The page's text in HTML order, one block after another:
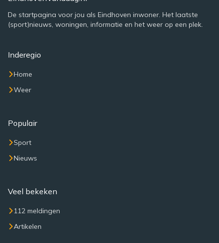
De startpagina voor jou als Eindhoven inwoner. Het laatste
(sport)nieuws, woningen, informatie en het weer op een plek.
Inderegio
Home
Weer
Populair
Sport
Nieuws
Veel bekeken
112 meldingen
Artikelen